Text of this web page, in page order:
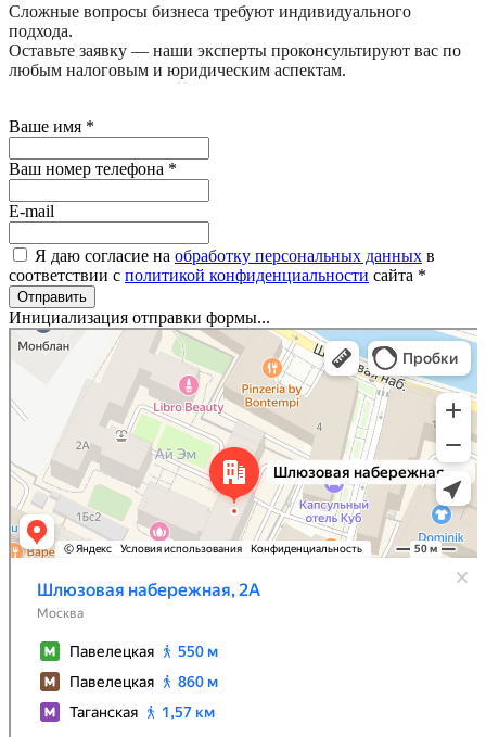
Сложные вопросы бизнеса требуют индивидуального
подхода.
Оставьте заявку — наши эксперты проконсультируют вас по
любым налоговым и юридическим аспектам.
Ваше имя *
Ваш номер телефона *
E-mail
Я даю согласие на обработку персональных данных в
соответствии с политикой конфиденциальности сайта *
Отправить
Инициализация отправки формы...
Москва
Шлюзовая набережная, 2А — Яндекс Карты